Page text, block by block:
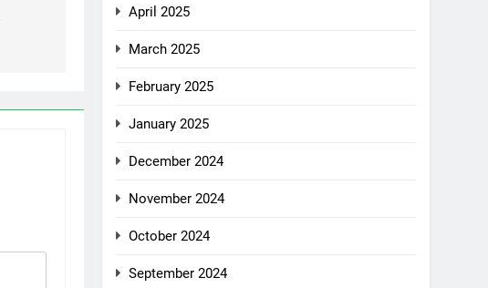
April 2025
March 2025
February 2025
January 2025
December 2024
November 2024
October 2024
September 2024